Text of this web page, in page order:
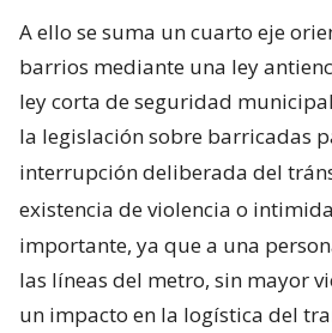
A ello se suma un cuarto eje
barrios mediante una ley
ley corta de seguridad
la legislación sobre barricadas
interrupción deliberada del
existencia de violencia o
importante, ya que a una
las líneas del metro, sin mayor
un impacto en la logística del